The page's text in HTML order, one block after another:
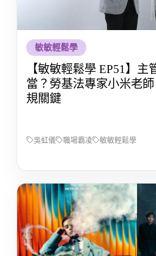
敏敏輕鬆學
【敏敏輕鬆學 EP51】主
當？勞基法專家小米老
規關鍵
吳虹儀 職場霸凌 敏敏輕鬆學